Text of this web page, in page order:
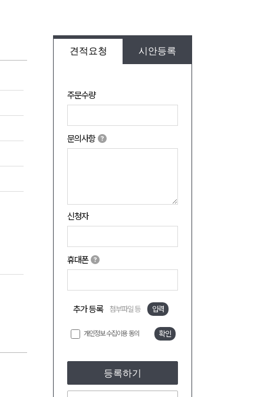
견적요청 시안등록
주문수량
문의사항
신청자
휴대폰
추가 등록 첨부파일 등 입력
개인정보 수집이용 동의 확인
등록하기